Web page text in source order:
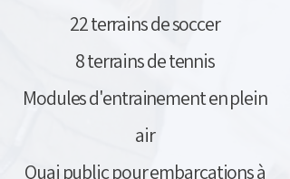
22 terrains de soccer
8 terrains de tennis
Modules d'entrainement en plein
air
Quai public pour embarcations à